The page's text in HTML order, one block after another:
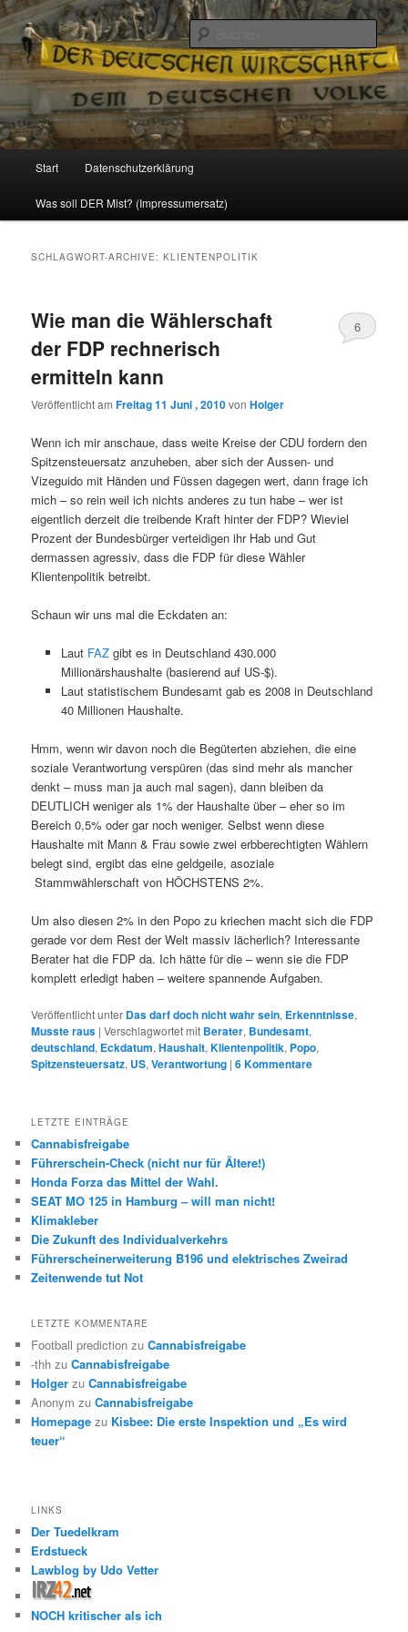
Reizzentrum
Politik, Wirtschaft, Soziales und Gesellschaft
Zum
Inhalt
Zum
sekundären
Start Datenschutzerklärung
Was soll DER Mist? (Impressumersatz)
SCHLAGWORT-ARCHIVE:KLIENTENPOLITIK
Wie man die Wählerschaft
der FDP rechnerisch
ermitteln kann
Veröffentlicht amFreitag 11 Juni , 2010vonHolger
6
Wenn ich mir anschaue, dass weite Kreise der CDU fordern den
Spitzensteuersatz anzuheben, aber sich der Aussen- und
Vizeguido mit Händen und Füssen dagegen wert, dann frage ich
mich – so rein weil ich nichts anderes zu tun habe – wer ist
eigentlich derzeit die treibende Kraft hinter der FDP? Wieviel
Prozent der Bundesbürger verteidigen ihr Hab und Gut
dermassen agressiv, dass die FDP für diese Wähler
Klientenpolitik betreibt.
Schaun wir uns mal die Eckdaten an:
Laut FAZgibt es in Deutschland 430.000
Millionärshaushalte (basierend auf US-$).
Laut statistischem Bundesamt gab es 2008 in Deutschland
40 Millionen Haushalte.
Hmm, wenn wir davon noch die Begüterten abziehen, die eine
soziale Verantwortung verspüren (das sind mehr als mancher
denkt – muss man ja auch mal sagen), dann bleiben da
DEUTLICH weniger als 1% der Haushalte über – eher so im
Bereich 0,5% oder gar noch weniger. Selbst wenn diese
Haushalte mit Mann & Frau sowie zwei erbberechtigten Wählern
belegt sind, ergibt das eine geldgeile, asoziale
Stammwählerschaft von HÖCHSTENS 2%.
Um also diesen 2% in den Popo zu kriechen macht sich die FDP
gerade vor dem Rest der Welt massiv lächerlich? Interessante
Berater hat die FDP da. Ich hätte für die – wenn sie die FDP
komplett erledigt haben – weitere spannende Aufgaben.
Veröffentlicht unter Das darf doch nicht wahr sein, Erkenntnisse,
Musste raus |Verschlagwortet mit Berater, Bundesamt,
deutschland, Eckdatum,Haushalt,Klientenpolitik, Popo,
Spitzensteuersatz, US,Verantwortung |6Kommentare
LETZTE EINTRÄGE
Cannabisfreigabe
Führerschein-Check (nicht nur für Ältere!)
Honda Forza das Mittel der Wahl.
SEAT MO 125 in Hamburg – will man nicht!
Klimakleber
Die Zukunft des Individualverkehrs
Führerscheinerweiterung B196 und elektrisches Zweirad
Zeitenwende tut Not
LETZTE KOMMENTARE
Football prediction zuCannabisfreigabe
-thh zuCannabisfreigabe
Holger zuCannabisfreigabe
Anonym zuCannabisfreigabe
Homepage zu Kisbee: Die erste Inspektion und „Es wird
teuer“
LINKS
Der Tuedelkram
Erdstueck
Lawblog by Udo Vetter
NOCH kritischer als ich